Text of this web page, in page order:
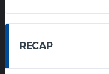
RECAP